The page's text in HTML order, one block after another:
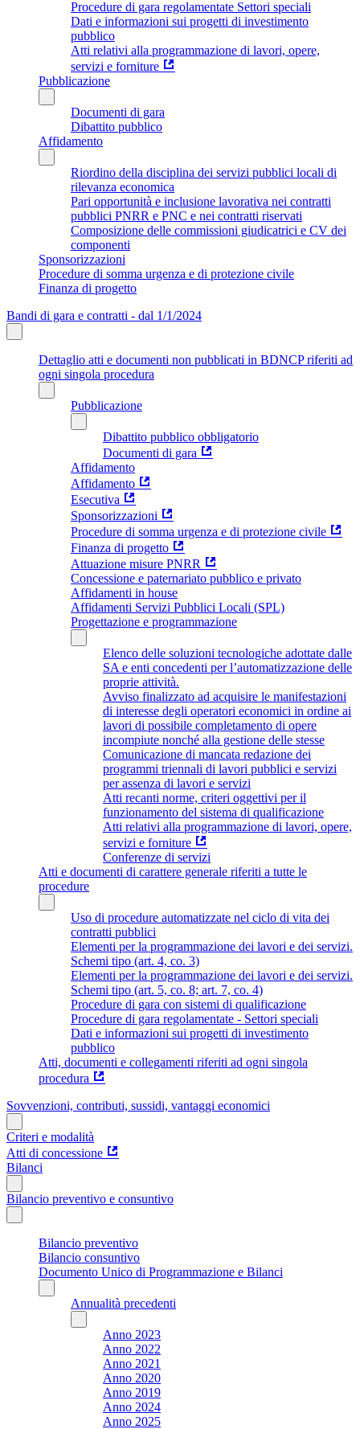
Procedure di gara regolamentate Settori speciali
Dati e informazioni sui progetti di investimento
pubblico
Atti relativi alla programmazione di lavori, opere,
servizi e forniture
Pubblicazione
Documenti di gara
Dibattito pubblico
Affidamento
Riordino della disciplina dei servizi pubblici locali di
rilevanza economica
Pari opportunità e inclusione lavorativa nei contratti
pubblici PNRR e PNC e nei contratti riservati
Composizione delle commissioni giudicatrici e CV dei
componenti
Sponsorizzazioni
Procedure di somma urgenza e di protezione civile
Finanza di progetto
Bandi di gara e contratti - dal 1/1/2024
Dettaglio atti e documenti non pubblicati in BDNCP riferiti ad
ogni singola procedura
Pubblicazione
Dibattito pubblico obbligatorio
Documenti di gara
Affidamento
Affidamento
Esecutiva
Sponsorizzazioni
Procedure di somma urgenza e di protezione civile
Finanza di progetto
Attuazione misure PNRR
Concessione e paternariato pubblico e privato
Affidamenti in house
Affidamenti Servizi Pubblici Locali (SPL)
Progettazione e programmazione
Elenco delle soluzioni tecnologiche adottate dalle
SA e enti concedenti per l’automatizzazione delle
proprie attività.
Avviso finalizzato ad acquisire le manifestazioni
di interesse degli operatori economici in ordine ai
lavori di possibile completamento di opere
incompiute nonché alla gestione delle stesse
Comunicazione di mancata redazione dei
programmi triennali di lavori pubblici e servizi
per assenza di lavori e servizi
Atti recanti norme, criteri oggettivi per il
funzionamento del sistema di qualificazione
Atti relativi alla programmazione di lavori, opere,
servizi e forniture
Conferenze di servizi
Atti e documenti di carattere generale riferiti a tutte le
procedure
Uso di procedure automatizzate nel ciclo di vita dei
contratti pubblici
Elementi per la programmazione dei lavori e dei servizi.
Schemi tipo (art. 4, co. 3)
Elementi per la programmazione dei lavori e dei servizi.
Schemi tipo (art. 5, co. 8; art. 7, co. 4)
Procedure di gara con sistemi di qualificazione
Procedure di gara regolamentate - Settori speciali
Dati e informazioni sui progetti di investimento
pubblico
Atti, documenti e collegamenti riferiti ad ogni singola
procedura
Sovvenzioni, contributi, sussidi, vantaggi economici
Criteri e modalità
Atti di concessione
Bilanci
Bilancio preventivo e consuntivo
Bilancio preventivo
Bilancio consuntivo
Documento Unico di Programmazione e Bilanci
Annualità precedenti
Anno 2023
Anno 2022
Anno 2021
Anno 2020
Anno 2019
Anno 2024
Anno 2025